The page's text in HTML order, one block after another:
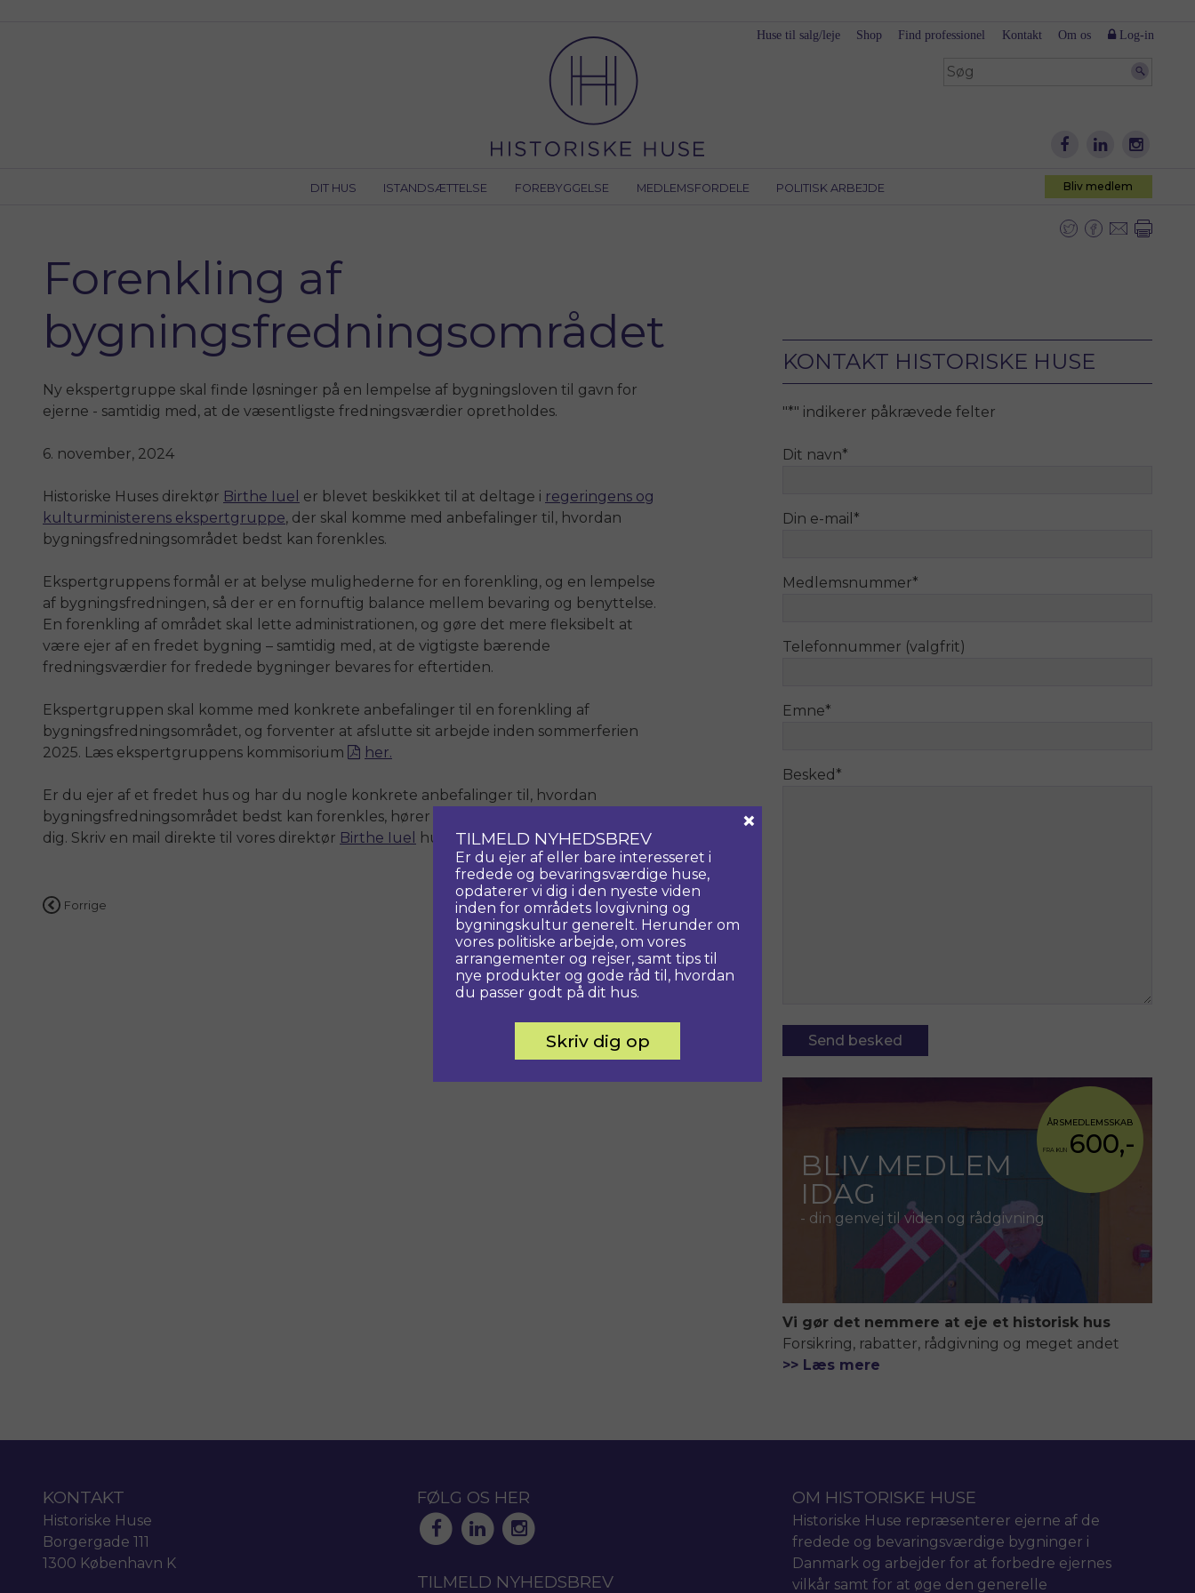
DIT HUS ISTANDSÆTTELSE FOREBYGGELSE MEDLEMSFORDELE POLITISK ARBEJDE Bliv medlem
Huse til salg/leje Shop Find professionel Kontakt Om os Log-in
Forenkling af
bygningsfredningsområdet
Ny ekspertgruppe skal finde løsninger på en lempelse af bygningsloven til gavn for
ejerne - samtidig med, at de væsentligste fredningsværdier opretholdes.
6. november, 2024
Historiske Huses direktør Birthe Iuel er blevet beskikket til at deltage i regeringens og
kulturministerens ekspertgruppe, der skal komme med anbefalinger til, hvordan
bygningsfredningsområdet bedst kan forenkles.
Ekspertgruppens formål er at belyse mulighederne for en forenkling, og en lempelse
af bygningsfredningen, så der er en fornuftig balance mellem bevaring og benyttelse.
En forenkling af området skal lette administrationen, og gøre det mere fleksibelt at
være ejer af en fredet bygning – samtidig med, at de vigtigste bærende
fredningsværdier for fredede bygninger bevares for eftertiden.
Ekspertgruppen skal komme med konkrete anbefalinger til en forenkling af
bygningsfredningsområdet, og forventer at afslutte sit arbejde inden sommerferien
2025. Læs ekspertgruppens kommisorium
her.
Er du ejer af et fredet hus og har du nogle konkrete anbefalinger til, hvordan
bygningsfredningsområdet bedst kan forenkles, hører Historiske Huse meget gerne fra
dig. Skriv en mail direkte til vores direktør Birthe Iuel hurtigst muligt.
Indlægsnavigation
Forrige Næste
KONTAKT HISTORISKE HUSE
"*" indikerer påkrævede felter
Dit navn*
Din e-mail *
Medlemsnummer*
Telefonnummer (valgfrit)
Emne*
Besked *
BLIV MEDLEM
IDAG
- din genvej til viden og rådgivning
ÅRSMEDLEMSSKAB
FRA KUN 600,-
Vi gør det nemmere at eje et historisk hus
Forsikring, rabatter, rådgivning og meget andet
>> Læs mere
KONTAKT
Historiske Huse
Borgergade 111
1300 København K
FØLG OS HER
TILMELD NYHEDSBREV
OM HISTORISKE HUSE
Historiske Huse repræsenterer ejerne af de
fredede og bevaringsværdige bygninger i
Danmark og arbejder for at forbedre ejernes
vilkår samt for at øge den generelle
TILMELD NYHEDSBREV
Er du ejer af eller bare interesseret i
fredede og bevaringsværdige huse,
opdaterer vi dig i den nyeste viden
inden for områdets lovgivning og
bygningskultur generelt. Herunder om
vores politiske arbejde, om vores
arrangementer og rejser, samt tips til
nye produkter og gode råd til, hvordan
du passer godt på dit hus.
Skriv dig op
×